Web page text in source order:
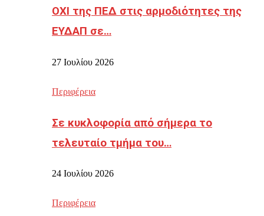
ΟΧΙ της ΠΕΔ στις αρμοδιότητες της
ΕΥΔΑΠ σε…
27 Ιουλίου 2026
Περιφέρεια
Σε κυκλοφορία από σήμερα το
τελευταίο τμήμα του…
24 Ιουλίου 2026
Περιφέρεια